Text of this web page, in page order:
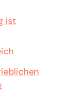
ist